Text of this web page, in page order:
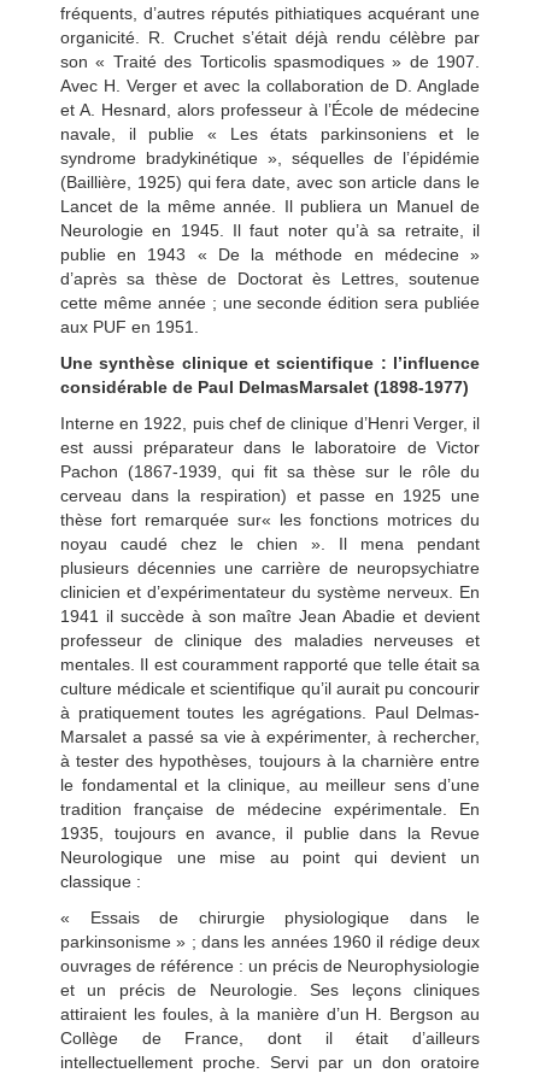
fréquents, d’autres réputés pithiatiques acquérant une
organicité. R. Cruchet s’était déjà rendu célèbre par
son « Traité des Torticolis spasmodiques » de 1907.
Avec H. Verger et avec la collaboration de D. Anglade
et A. Hesnard, alors professeur à l’École de médecine
navale, il publie « Les états parkinsoniens et le
syndrome bradykinétique », séquelles de l’épidémie
(Baillière, 1925) qui fera date, avec son article dans le
Lancet de la même année. Il publiera un Manuel de
Neurologie en 1945. Il faut noter qu’à sa retraite, il
publie en 1943 « De la méthode en médecine »
d’après sa thèse de Doctorat ès Lettres, soutenue
cette même année ; une seconde édition sera publiée
aux PUF en 1951.
Une synthèse clinique et scientifique : l’influence
considérable de Paul DelmasMarsalet (1898-1977)
Interne en 1922, puis chef de clinique d’Henri Verger, il
est aussi préparateur dans le laboratoire de Victor
Pachon (1867-1939, qui fit sa thèse sur le rôle du
cerveau dans la respiration) et passe en 1925 une
thèse fort remarquée sur« les fonctions motrices du
noyau caudé chez le chien ». Il mena pendant
plusieurs décennies une carrière de neuropsychiatre
clinicien et d’expérimentateur du système nerveux. En
1941 il succède à son maître Jean Abadie et devient
professeur de clinique des maladies nerveuses et
mentales. Il est couramment rapporté que telle était sa
culture médicale et scientifique qu’il aurait pu concourir
à pratiquement toutes les agrégations. Paul Delmas-
Marsalet a passé sa vie à expérimenter, à rechercher,
à tester des hypothèses, toujours à la charnière entre
le fondamental et la clinique, au meilleur sens d’une
tradition française de médecine expérimentale. En
1935, toujours en avance, il publie dans la Revue
Neurologique une mise au point qui devient un
classique :
« Essais de chirurgie physiologique dans le
parkinsonisme » ; dans les années 1960 il rédige deux
ouvrages de référence : un précis de Neurophysiologie
et un précis de Neurologie. Ses leçons cliniques
attiraient les foules, à la manière d’un H. Bergson au
Collège de France, dont il était d’ailleurs
intellectuellement proche. Servi par un don oratoire